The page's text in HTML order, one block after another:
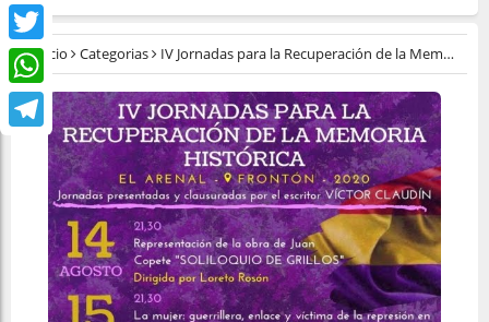
Facebook
Twitter
WhatsApp
Telegram
Inicio Categorias IV Jornadas para la Recuperación de la Memoria Histórica